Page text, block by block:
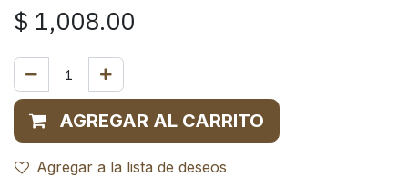
$ 1,008.00
AGREGAR AL CARRITO
Agregar a la lista de deseos